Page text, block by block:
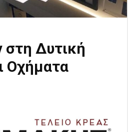
στη Δυτική
Οχήματα